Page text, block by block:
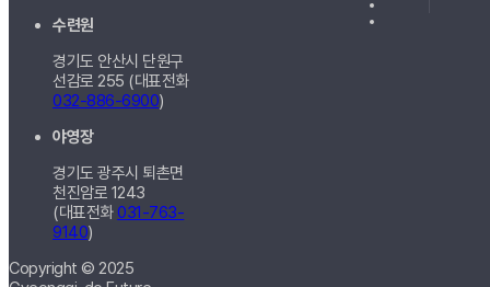
수련원
경기도 안산시 단원구
선감로 255 (대표전화
032-886-6900)
야영장
경기도 광주시 퇴촌면
천진암로 1243
(대표전화031-763-
9140)
Copyright © 2025